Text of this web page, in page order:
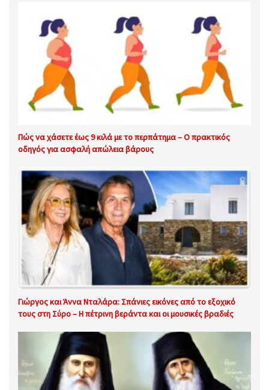
Πώς να χάσετε έως 9 κιλά με το περπάτημα – Ο πρακτικός
οδηγός για ασφαλή απώλεια βάρους
Γιώργος και Άννα Νταλάρα: Σπάνιες εικόνες από το εξοχικό
τους στη Σύρο – Η πέτρινη βεράντα και οι μουσικές βραδιές